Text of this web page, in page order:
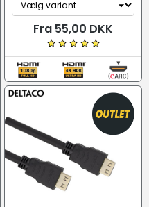
Fra 55,00 DKK